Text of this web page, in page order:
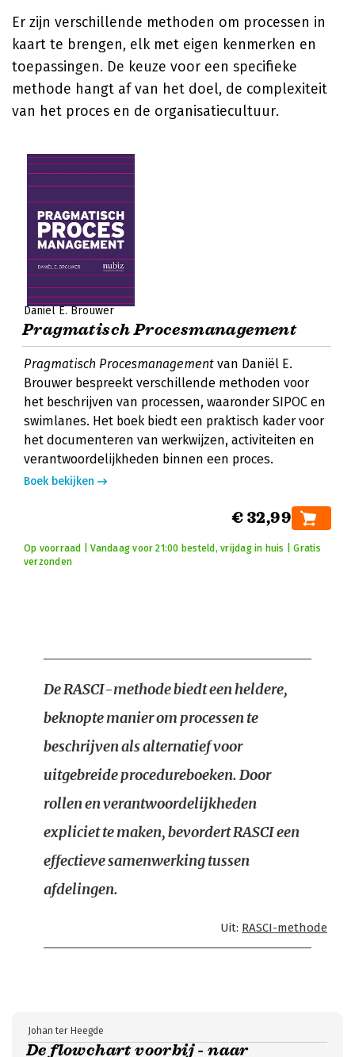
Er zijn verschillende methoden om processen in
kaart te brengen, elk met eigen kenmerken en
toepassingen. De keuze voor een specifieke
methode hangt af van het doel, de complexiteit
van het proces en de organisatiecultuur.
Daniël E. Brouwer
Pragmatisch Procesmanagement
Pragmatisch Procesmanagement van Daniël E.
Brouwer bespreekt verschillende methoden voor
het beschrijven van processen, waaronder SIPOC en
swimlanes. Het boek biedt een praktisch kader voor
het documenteren van werkwijzen, activiteiten en
verantwoordelijkheden binnen een proces.
Boek bekijken
€ 32,99
Op voorraad | Vandaag voor 21:00 besteld, vrijdag in huis | Gratis
verzonden
De RASCI-methode biedt een heldere,
beknopte manier om processen te
beschrijven als alternatief voor
uitgebreide procedureboeken. Door
rollen en verantwoordelijkheden
expliciet te maken, bevordert RASCI een
effectieve samenwerking tussen
afdelingen.
Uit: RASCI-methode
De flowchart voorbij - naar
Johan ter Heegde